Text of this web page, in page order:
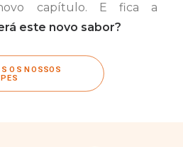
capítulo. E fica a
este novo sabor?
OS NOSSOS